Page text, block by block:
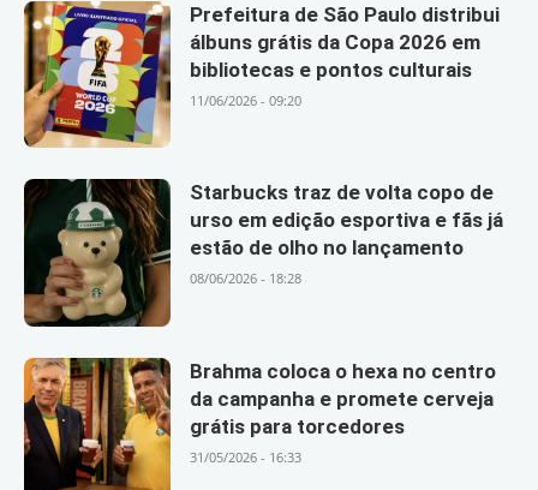
Prefeitura de São Paulo distribui
álbuns grátis da Copa 2026 em
bibliotecas e pontos culturais
11/06/2026 - 09:20
Starbucks traz de volta copo de
urso em edição esportiva e fãs já
estão de olho no lançamento
08/06/2026 - 18:28
Brahma coloca o hexa no centro
da campanha e promete cerveja
grátis para torcedores
31/05/2026 - 16:33